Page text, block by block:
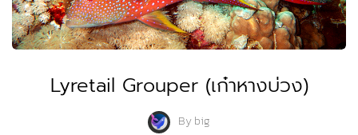
Lyretail Grouper (เก๋าหางบ่วง)
Bybig